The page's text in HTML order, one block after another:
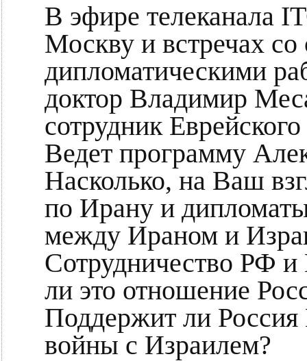
В эфире телеканала
Москву и встречах
дипломатическими
доктор Владимир
сотрудник
Ведет программу
Насколько, на Ваш
по Ирану и
между Ираном и
Сотрудничество РФ и
ли это отношение
Поддержит ли Россия
войны с Израилем?